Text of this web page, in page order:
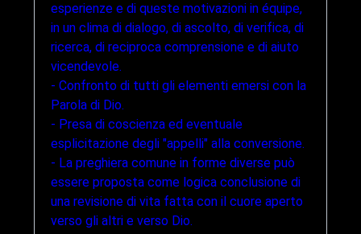
esperienze e di queste motivazioni in équipe,
in un clima di dialogo, di ascolto, di verifica, di
ricerca, di reciproca comprensione e di aiuto
vicendevole.
- Confronto di tutti gli elementi emersi con la
Parola di Dio.
- Presa di coscienza ed eventuale
esplicitazione degli "appelli" alla conversione.
- La preghiera comune in forme diverse può
essere proposta come logica conclusione di
una revisione di vita fatta con il cuore aperto
verso gli altri e verso Dio.